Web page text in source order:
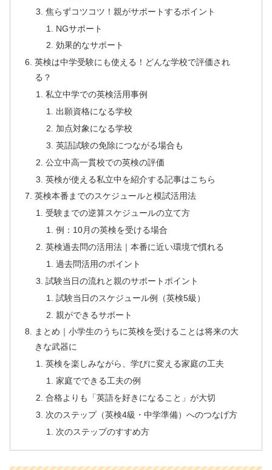
焦らずコツコツ！親がサポートするポイント
NGサポート
効果的なサポート
英検は中学受験にも使える！どんな学校で評価され
る？
私立中学での英検活用事例
出願資格になる学校
加点対象になる学校
英語試験の免除につながる場合も
公立中高一貫校での英検の評価
英検が使える私立中を紹介する記事はこちら
英検本番までのスケジュールと模試活用法
受験までの逆算スケジュールの立て方
例：10月の英検を受ける場合
英検過去問の活用法｜本番に近い環境で慣れる
過去問活用のポイント
試験当日の流れと親のサポートポイント
試験当日のスケジュール例（英検5級）
親ができるサポート
まとめ｜小学生のうちに英検を受けることは将来の大
きな武器に
英検を楽しみながら、学びに変える家庭の工夫
家庭でできる工夫の例
合格よりも「英語を好きになること」が大切
次のステップ（英検4級・中学準備）へのつなげ方
次のステップのすすめ方